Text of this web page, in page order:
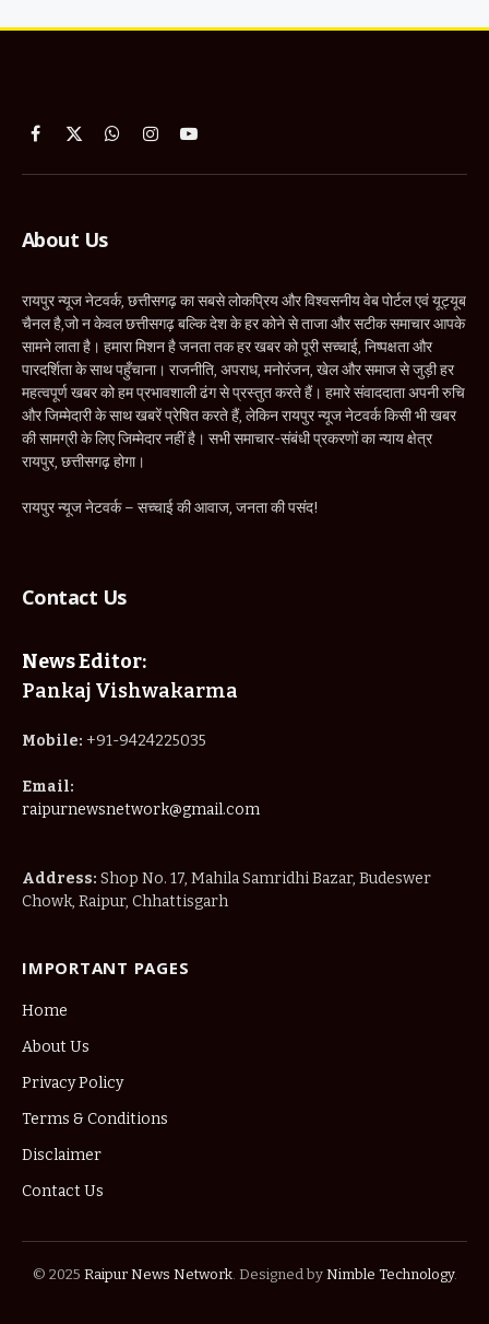
Facebook
X
WhatsApp
InstagramYouTube
About Us
रायपुर न्यूज नेटवर्क, छत्तीसगढ़ का सबसे लोकप्रिय और विश्वसनीय वेब पोर्टल एवं यूट्यूब
चैनल है,जो न केवल छत्तीसगढ़ बल्कि देश के हर कोने से ताजा और सटीक समाचार आपके
सामने लाता है। हमारा मिशन है जनता तक हर खबर को पूरी सच्चाई, निष्पक्षता और
पारदर्शिता के साथ पहुँचाना। राजनीति, अपराध, मनोरंजन, खेल और समाज से जुड़ी हर
महत्वपूर्ण खबर को हम प्रभावशाली ढंग से प्रस्तुत करते हैं। हमारे संवाददाता अपनी रुचि
और जिम्मेदारी के साथ खबरें प्रेषित करते हैं, लेकिन रायपुर न्यूज नेटवर्क किसी भी खबर
की सामग्री के लिए जिम्मेदार नहीं है। सभी समाचार-संबंधी प्रकरणों का न्याय क्षेत्र
रायपुर, छत्तीसगढ़ होगा।
रायपुर न्यूज नेटवर्क – सच्चाई की आवाज, जनता की पसंद!
Contact Us
News Editor:
Pankaj Vishwakarma
Mobile: +91-9424225035
Email:
raipurnewsnetwork@gmail.com
Address: Shop No. 17, Mahila Samridhi Bazar, Budeswer
Chowk, Raipur, Chhattisgarh
IMPORTANT PAGES
Home
About Us
Privacy Policy
Terms & Conditions
Disclaimer
Contact Us
© 2025 Raipur News Network. Designed by Nimble Technology.